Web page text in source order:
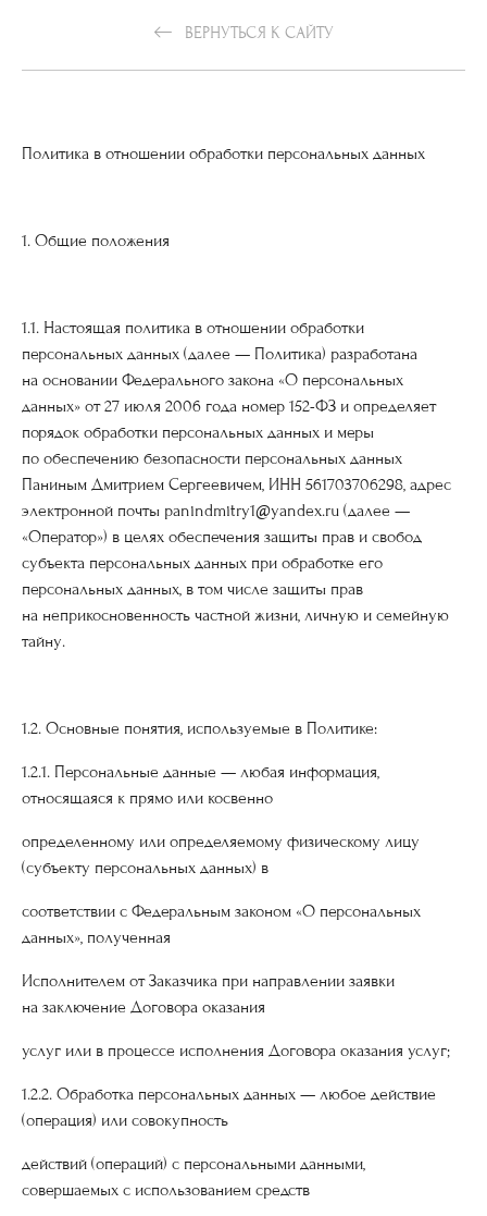
ВЕРНУТЬСЯ К САЙТУ
Политика в отношении обработки персональных данных
1. Общие положения
1.1. Настоящая политика в отношении обработки
персональных данных (далее — Политика) разработана
на основании Федерального закона «О персональных
данных» от 27 июля 2006 года номер 152-ФЗ и определяет
порядок обработки персональных данных и меры
по обеспечению безопасности персональных данных
Паниным Дмитрием Сергеевичем, ИНН 561703706298, адрес
электронной почты panindmitry1@yandex.ru (далее —
«Оператор») в целях обеспечения защиты прав и свобод
субъекта персональных данных при обработке его
персональных данных, в том числе защиты прав
на неприкосновенность частной жизни, личную и семейную
тайну.
1.2. Основные понятия, используемые в Политике:
1.2.1. Персональные данные — любая информация,
относящаяся к прямо или косвенно
определенному или определяемому физическому лицу
(субъекту персональных данных) в
соответствии с Федеральным законом «О персональных
данных», полученная
Исполнителем от Заказчика при направлении заявки
на заключение Договора оказания
услуг или в процессе исполнения Договора оказания услуг;
1.2.2. Обработка персональных данных — любое действие
(операция) или совокупность
действий (операций) с персональными данными,
совершаемых с использованием средств